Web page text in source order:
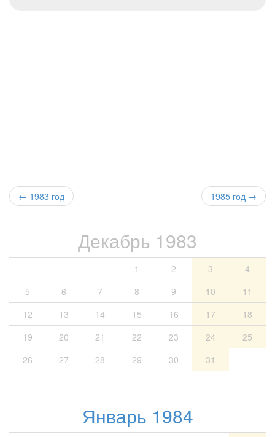
← 1983 год 1985 год →
Декабрь 1983
1 2 3
4
5
6 7 8 9 10
11
12
13 14 15 16 17
18
19
20 21 22 23 24
25
26
27 28 29 30 31
Январь 1984